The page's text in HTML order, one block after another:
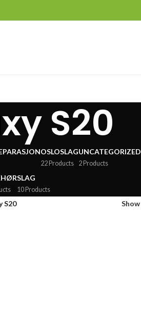
S20
OSLOSLAG
22 Products
UNCATEGORIZED
2 Products
SLAG
10 Products
S20 Show